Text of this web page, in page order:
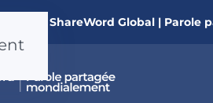
à ShareWord Global |